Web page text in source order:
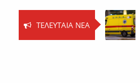
ΤΕΛΕΥΤΑΊΑ ΝΈΑ